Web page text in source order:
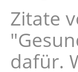
Zitate
dafür.